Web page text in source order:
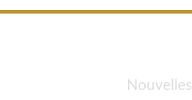
Nouvelles